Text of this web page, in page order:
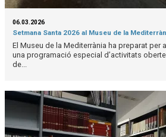
06.03.2026
Setmana Santa 2026 al Museu de la
El Museu de la Mediterrània ha preparat per
una programació especial d’activitats
de...